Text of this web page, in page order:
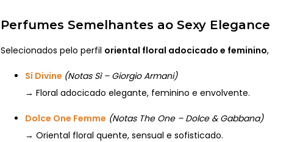
Perfumes Semelhantes ao Sexy Elegance
Selecionados pelo perfil oriental floral adocicado e feminino,
Sí Divine (Notas Sì – Giorgio Armani)
→ Floral adocicado elegante, feminino e envolvente.
Dolce One Femme (Notas The One – Dolce & Gabbana)
→ Oriental floral quente, sensual e sofisticado.